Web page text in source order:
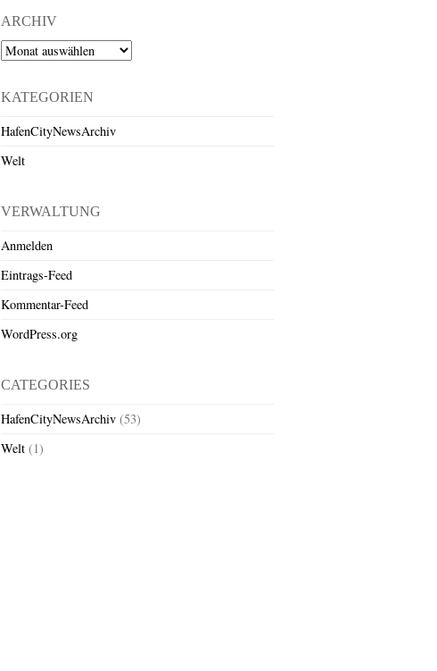
ARCHIV
Archiv
KATEGORIEN
HafenCityNewsArchiv
Welt
VERWALTUNG
Anmelden
Eintrags-Feed
Kommentar-Feed
WordPress.org
CATEGORIES
HafenCityNewsArchiv (53)
Welt (1)